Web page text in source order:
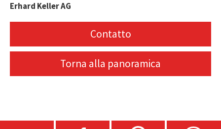
Erhard Keller AG
Contatto
Torna alla panoramica